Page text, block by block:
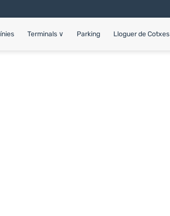
Terminals ∨ Parking Lloguer de Cotxes